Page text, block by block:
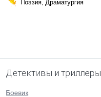
Поэзия, Драматургия
Детективы и триллеры
Боевик